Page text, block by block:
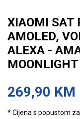
XIAOMI SAT
AMOLED,
ALEXA -
MOONLIGHT
269,90 KM
* Cijena s popustom